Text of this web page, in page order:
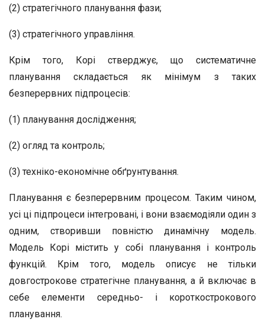
(2) стратегічного планування фази;
(3) стратегічного управління.
Крім того, Корі стверджує, що систематичне
планування складається як мінімум з таких
безперервних підпроцесів:
(1) планування дослідження;
(2) огляд та контроль;
(3) техніко-економічне обґрунтування.
Планування є безперервним процесом. Таким чином,
усі ці підпроцеси інтегровані, і вони взаємодіяли один з
одним, створивши повністю динамічну модель.
Модель Корі містить у собі планування і контроль
функцій. Крім того, модель описує не тільки
довгострокове стратегічне планування, а й включає в
себе елементи середньо- і короткострокового
планування.